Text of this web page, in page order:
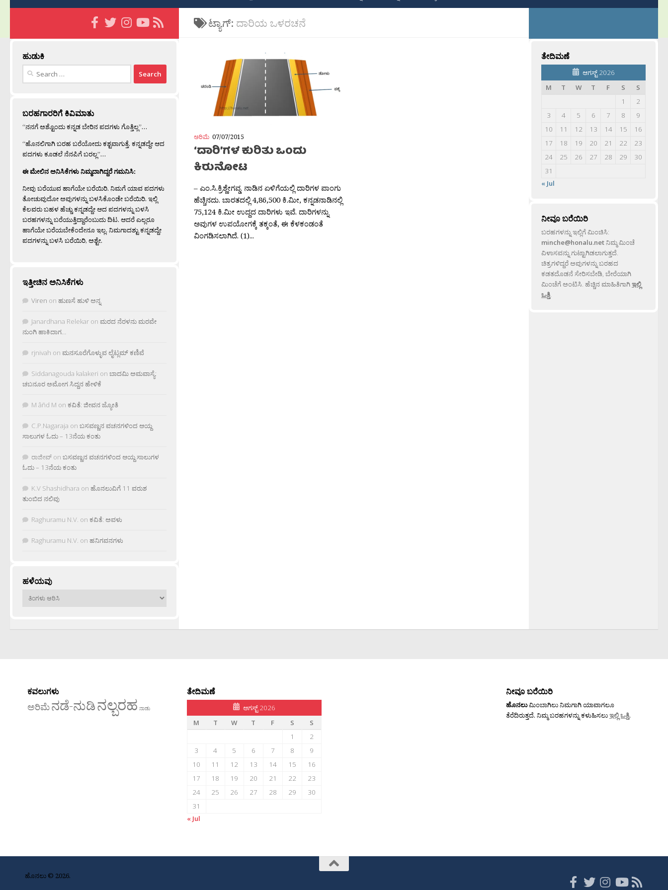
ಟ್ಯಾಗ್: ದಾರಿಯ ಒಳರಚನೆ
ಅರಿಮೆ 07/07/2015
‘ದಾರಿ’ಗಳ ಕುರಿತು ಒಂದು
ಕಿರುನೋಟ
– ಎಂ.ಸಿ.ಕ್ರಿಶ್ಣೇಗವ್ಡ. ನಾಡಿನ ಏಳಿಗೆಯಲ್ಲಿ ದಾರಿಗಳ ಪಾಂಗು
ಹೆಚ್ಚಿನದು. ಬಾರತದಲ್ಲಿ 4,86,500 ಕಿ.ಮೀ, ಕನ್ನಡನಾಡಿನಲ್ಲಿ
75,124 ಕಿ.ಮೀ ಉದ್ದದ ದಾರಿಗಳು ಇವೆ. ದಾರಿಗಳನ್ನು
ಅವುಗಳ ಉಪಯೋಗಕ್ಕೆ ತಕ್ಕಂತೆ, ಈ ಕೆಳಕಂಡಂತೆ
ವಿಂಗಡಿಸಲಾಗಿದೆ. (1)...
ಹುಡುಕಿ
Search
ಬರಹಗಾರರಿಗೆ ಕಿವಿಮಾತು
“ನನಗೆ ಅಶ್ಟೊಂದು ಕನ್ನಡ ಬೇರಿನ ಪದಗಳು ಗೊತ್ತಿಲ್ಲ”…
“ಹೊನಲಿಗಾಗಿ ಬರಹ ಬರೆಯೋದು ಕಶ್ಟವಾಗುತ್ತೆ. ಕನ್ನಡದ್ದೇ ಆದ
ಪದಗಳು ಕೂಡಲೆ ನೆನಪಿಗೆ ಬರಲ್ಲ”…
ಈ ಮೇಲಿನ ಅನಿಸಿಕೆಗಳು ನಿಮ್ಮದಾಗಿದ್ದರೆ ಗಮನಿಸಿ:
ನೀವು ಬರೆಯುವ ಹಾಗೆಯೇ ಬರೆಯಿರಿ. ನಿಮಗೆ ಯಾವ ಪದಗಳು
ತೋಚುವುದೋ ಅವುಗಳನ್ನು ಬಳಸಿಕೊಂಡೇ ಬರೆಯಿರಿ. ಇಲ್ಲಿ
ಕೆಲವರು ಬಹಳ ಹೆಚ್ಚು ಕನ್ನಡದ್ದೇ ಆದ ಪದಗಳನ್ನು ಬಳಸಿ
ಬರಹಗಳನ್ನು ಬರೆಯುತ್ತಿದ್ದಾರೆಂಬುದು ದಿಟ. ಆದರೆ ಎಲ್ಲರೂ
ಹಾಗೆಯೇ ಬರೆಯಬೇಕೆಂದೇನೂ ಇಲ್ಲ. ನಿಮಗಾದಶ್ಟು ಕನ್ನಡದ್ದೇ
ಪದಗಳನ್ನು ಬಳಸಿ ಬರೆಯಿರಿ, ಅಶ್ಟೇ.
ಇತ್ತೀಚಿನ ಅನಿಸಿಕೆಗಳು
Viren on ಹುಣಸೆ ಹುಳಿ ಅನ್ನ
Janardhana Relekar on ಮರದ ನೆರಳನು ಮರವೇ
ನುಂಗಿ ಹಾಕಿದಾಗ…
rjnivah on ಮನಸೂರೆಗೊಳ್ಳುವ ಲೈಟ್ಲಮ್ ಕಣಿವೆ
Siddanagouda kalakeri on ಬಾದಮಿ ಅಮವಾಸ್ಯೆ:
ಚಬನೂರ ಅಮೋಗ ಸಿದ್ದನ ಹೇಳಿಕೆ
M âñd M on ಕವಿತೆ: ಜೀವನ ಜ್ಯೋತಿ
C.P.Nagaraja on ಬಸವಣ್ಣನ ವಚನಗಳಿಂದ ಆಯ್ದ
ಸಾಲುಗಳ ಓದು – 13ನೆಯ ಕಂತು
ರಾಜೀವ್ on ಬಸವಣ್ಣನ ವಚನಗಳಿಂದ ಆಯ್ದ ಸಾಲುಗಳ
ಓದು – 13ನೆಯ ಕಂತು
K.V Shashidhara on ಹೊನಲುವಿಗೆ 11 ವರುಶ
ತುಂಬಿದ ನಲಿವು
Raghuramu N.V. on ಕವಿತೆ: ಅವಳು
Raghuramu N.V. on ಹನಿಗವನಗಳು
ಹಳೆಯವು
ಹಳೆಯವು
ತೇದಿಮಣೆ
ಆಗಸ್ಟ್ 2026
M
T W T F S
S
1
2
3
4 5 6 7 8
9
10
11 12 13 14 15
16
17
18 19 20 21 22
23
24
25 26 27 28 29
30
31
« Jul
ನೀವೂ ಬರೆಯಿರಿ
ಬರಹಗಳನ್ನು ಇಲ್ಲಿಗೆ ಮಿಂಚಿಸಿ:
minche@honalu.netನಿಮ್ಮ ಮಿಂಚೆ
ವಿಳಾಸವನ್ನು ಗುಟ್ಟಾಗಿಡಲಾಗುತ್ತದೆ.
ಚಿತ್ರಗಳಿದ್ದರೆ ಅವುಗಳನ್ನು ಬರಹದ
ಕಡತದೊಡನೆ ಸೇರಿಸಬೇಡಿ, ಬೇರೆಯಾಗಿ
ಮಿಂಚೆಗೆ ಅಂಟಿಸಿ. ಹೆಚ್ಚಿನ ಮಾಹಿತಿಗಾಗಿಇಲ್ಲಿ
ಒತ್ತಿ.
ಕವಲುಗಳು
ಅರಿಮೆನಡೆ-ನುಡಿನಲ್ಬರಹ ನಾಡು
ತೇದಿಮಣೆ
ಆಗಸ್ಟ್ 2026
M
T W T F S
S
1
2
3
4 5 6 7 8
9
10
11 12 13 14 15
16
17
18 19 20 21 22
23
24
25 26 27 28 29
30
31
« Jul
ನೀವೂ ಬರೆಯಿರಿ
ಹೊನಲುಮಿಂಬಾಗಿಲು ನಿಮಗಾಗಿ ಯಾವಾಗಲೂ
ತೆರೆದಿರುತ್ತದೆ. ನಿಮ್ಮ ಬರಹಗಳನ್ನು ಕಳುಹಿಸಲುಇಲ್ಲಿ ಒತ್ತಿ.
ಹೊನಲು © 2026.